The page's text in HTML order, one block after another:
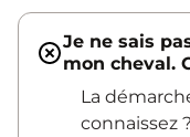
Je ne sais
mon cheval.
La
connaissez